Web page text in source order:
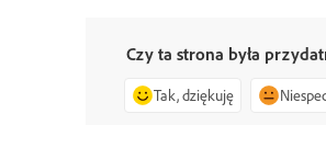
Czy ta strona była
Tak, dziękuję